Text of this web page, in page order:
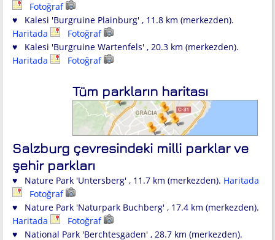
Fotoğraf
♥ Kalesi 'Burgruine Plainburg' , 11.8 km (merkezden).
Haritada
Fotoğraf
♥ Kalesi 'Burgruine Wartenfels' , 20.3 km (merkezden).
Haritada
Fotoğraf
Tüm parkların haritası
Salzburg çevresindeki milli parklar ve
şehir parkları
♥ Nature Park 'Untersberg' , 11.7 km (merkezden). Haritada
Fotoğraf
♥ Nature Park 'Naturpark Buchberg' , 17.4 km (merkezden).
Haritada
Fotoğraf
♥ National Park 'Berchtesgaden' , 28.7 km (merkezden).